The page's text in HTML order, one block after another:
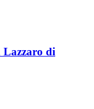
Lazzaro di